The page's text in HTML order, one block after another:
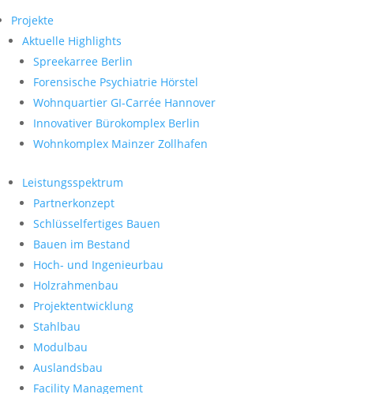
Projekte
Aktuelle Highlights
Spreekarree Berlin
Forensische Psychiatrie Hörstel
Wohnquartier GI-Carrée Hannover
Innovativer Bürokomplex Berlin
Wohnkomplex Mainzer Zollhafen
Leistungsspektrum
Partnerkonzept
Schlüsselfertiges Bauen
Bauen im Bestand
Hoch- und Ingenieurbau
Holzrahmenbau
Projektentwicklung
Stahlbau
Modulbau
Auslandsbau
Facility Management